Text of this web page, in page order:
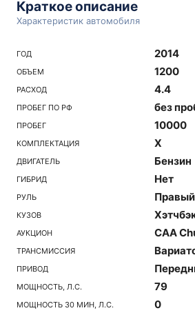
Краткое описание
Характеристик автомобиля
ГОД 2014
ОБЪЕМ 1200
РАСХОД 4.4
ПРОБЕГ ПО РФ без
ПРОБЕГ 10000
КОМПЛЕКТАЦИЯ X
ДВИГАТЕЛЬ Бензин
ГИБРИД Нет
РУЛЬ Правый
КУЗОВ
АУКЦИОН CAA
ТРАНСМИССИЯ
ПРИВОД
МОЩНОСТЬ, Л.С. 79
МОЩНОСТЬ 30 МИН, Л.С. 0